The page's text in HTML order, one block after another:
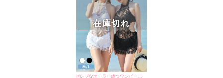
在庫切れ